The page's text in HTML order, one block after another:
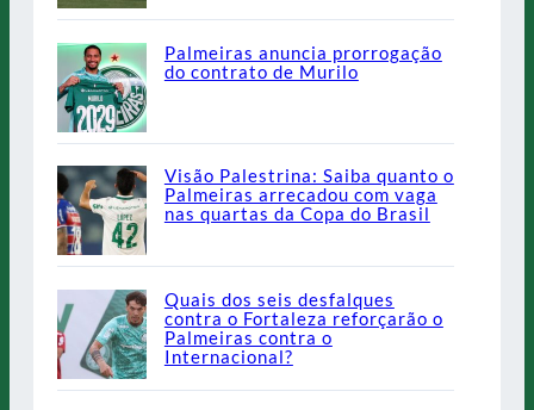
Palmeiras anuncia prorrogação
do contrato de Murilo
Visão Palestrina: Saiba quanto o
Palmeiras arrecadou com vaga
nas quartas da Copa do Brasil
Quais dos seis desfalques
contra o Fortaleza reforçarão o
Palmeiras contra o
Internacional?